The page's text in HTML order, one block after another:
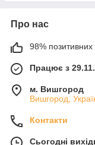
Про нас
98% позитивних
Працює з
м. Вишгород
Вишгород,
Контакти
Сьогодні